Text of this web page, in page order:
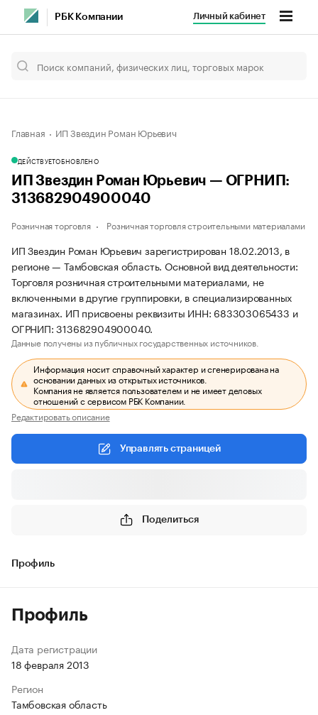
РБК Компании Личный кабинет
Главная ИП Звездин Роман Юрьевич
ДЕЙСТВУЕТОБНОВЛЕНО
ИП Звездин Роман Юрьевич — ОГРНИП:
313682904900040
Розничная торговля Розничная торговля строительными материалами
ИП Звездин Роман Юрьевич зарегистрирован 18.02.2013, в
регионе — Тамбовская область. Основной вид деятельности:
Торговля розничная строительными материалами, не
включенными в другие группировки, в специализированных
магазинах. ИП присвоены реквизиты ИНН: 683303065433 и
ОГРНИП: 313682904900040.
Данные получены из публичных государственных источников.
Информация носит справочный характер и сгенерирована на
основании данных из открытых источников.
Компания не является пользователем и не имеет деловых
отношений с сервисом РБК Компании.
Редактировать описание
Управлять страницей
Поделиться
Профиль
Профиль
Дата регистрации
18 февраля 2013
Регион
Тамбовская область